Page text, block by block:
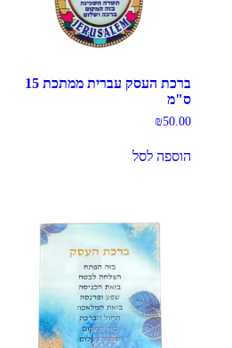
ברכת העסק עברית ממתכת 15
ס"מ
₪50.00
הוספה לסל